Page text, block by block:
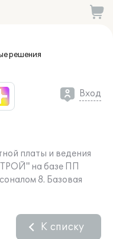
решения
Вход
платы и ведения
на базе ПП
8. Базовая
К списку